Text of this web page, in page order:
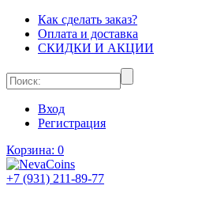
Как сделать заказ?
Оплата и доставка
СКИДКИ И АКЦИИ
Вход
Регистрация
Корзина: 0
+7 (931) 211-89-77